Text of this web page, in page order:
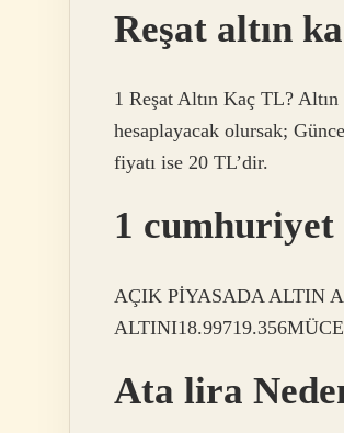
Reşat altın
1 Reşat Altın Kaç TL?
hesaplayacak olursak;
fiyatı ise 20 TL’dir.
1 cumhuriyet
AÇIK PİYASADA ALTIN
Ata lira